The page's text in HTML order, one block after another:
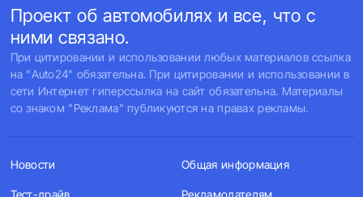
Проект об автомобилях и все, что с
ними связано.
При цитировании и использовании любых материалов ссылка
на "Auto24" обязательна. При цитировании и использовании в
сети Интернет гиперссылка на сайт обязательна. Материалы
со знаком "Реклама" публикуются на правах рекламы.
Новости
Тест-драйв
Общая информация
Рекламодателям